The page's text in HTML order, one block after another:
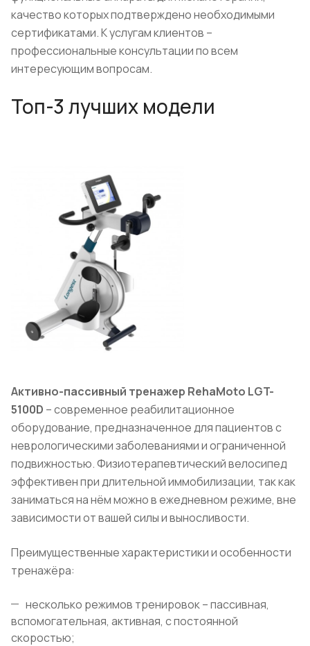
качество которых подтверждено необходимыми
сертификатами. К услугам клиентов –
профессиональные консультации по всем
интересующим вопросам.
Топ-3 лучших модели
Активно-пассивный тренажер RehaMoto LGT-
5100D – современное реабилитационное
оборудование, предназначенное для пациентов с
неврологическими заболеваниями и ограниченной
подвижностью. Физиотерапевтический велосипед
эффективен при длительной иммобилизации, так как
заниматься на нём можно в ежедневном режиме, вне
зависимости от вашей силы и выносливости.
Преимущественные характеристики и особенности
тренажёра:
несколько режимов тренировок – пассивная,
вспомогательная, активная, с постоянной
скоростью;